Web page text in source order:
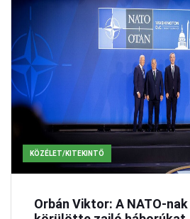
KÖZÉLET/KITEKINTŐ
Orbán Viktor: A NATO-nak